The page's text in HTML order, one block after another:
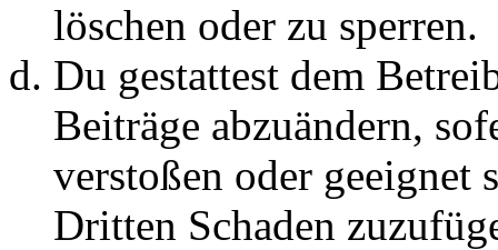
löschen oder zu sperren.
Du gestattest dem
Beiträge abzuändern,
verstoßen oder geeignet
Dritten Schaden